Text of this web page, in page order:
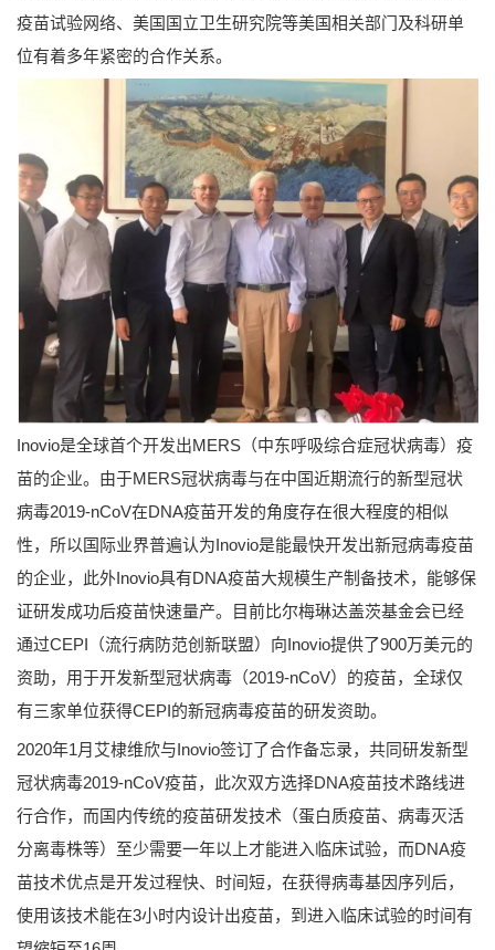
疫苗试验网络、美国国立卫生研究院等美国相关部门及科研单
位有着多年紧密的合作关系。
Inovio是全球首个开发出MERS（中东呼吸综合症冠状病毒）疫
苗的企业。由于MERS冠状病毒与在中国近期流行的新型冠状
病毒2019-nCoV在DNA疫苗开发的角度存在很大程度的相似
性，所以国际业界普遍认为Inovio是能最快开发出新冠病毒疫苗
的企业，此外Inovio具有DNA疫苗大规模生产制备技术，能够保
证研发成功后疫苗快速量产。目前比尔梅琳达盖茨基金会已经
通过CEPI（流行病防范创新联盟）向Inovio提供了900万美元的
资助，用于开发新型冠状病毒（2019-nCoV）的疫苗，全球仅
有三家单位获得CEPI的新冠病毒疫苗的研发资助。
2020年1月艾棣维欣与Inovio签订了合作备忘录，共同研发新型
冠状病毒2019-nCoV疫苗，此次双方选择DNA疫苗技术路线进
行合作，而国内传统的疫苗研发技术（蛋白质疫苗、病毒灭活
分离毒株等）至少需要一年以上才能进入临床试验，而DNA疫
苗技术优点是开发过程快、时间短，在获得病毒基因序列后，
使用该技术能在3小时内设计出疫苗，到进入临床试验的时间有